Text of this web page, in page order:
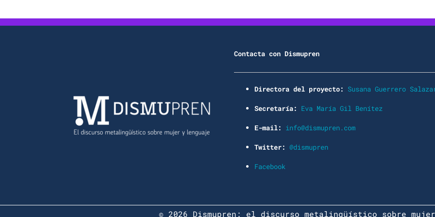
Contacta con Dismupren
Directora del proyecto: Susana Guerrero
Secretaría: Eva María Gil Benítez
E-mail: info@dismupren.com
Twitter: @dismupren
Facebook
© 2026 Dismupren: el discurso metalingüístico sobre